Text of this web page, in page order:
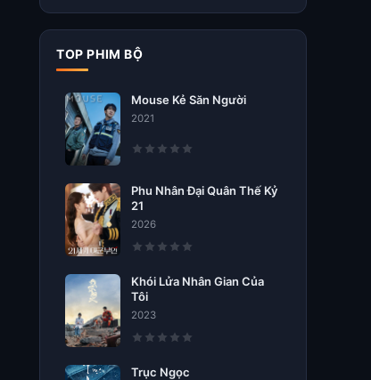
TOP PHIM BỘ
Mouse Kẻ Săn Người
2021
Phu Nhân Đại Quân Thế Kỷ
21
2026
Khói Lửa Nhân Gian Của
Tôi
2023
Trục Ngọc